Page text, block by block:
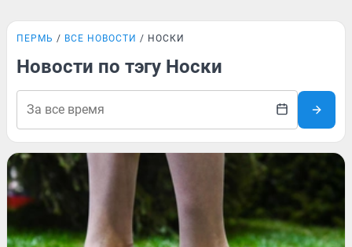
ПЕРМЬ ВСЕ НОВОСТИ НОСКИ
Новости по тэгу Носки